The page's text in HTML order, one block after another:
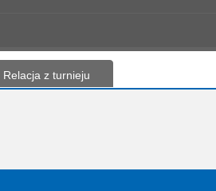
Relacja z turnieju